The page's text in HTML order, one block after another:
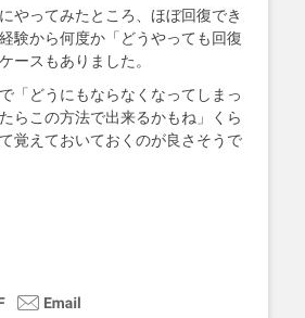
やってみたところ、ほぼ回復でき
験から何度か「どうやっても回復
ースもありました。
「どうにもならなくなってしまっ
らこの方法で出来るかもね」くら
覚えておいておくのが良さそうで